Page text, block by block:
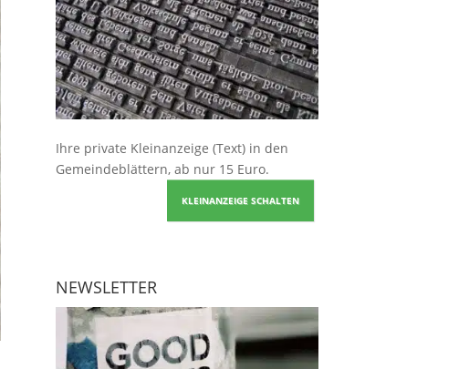
Ihre private Kleinanzeige (Text) in den
Gemeindeblättern, ab nur 15 Euro.
KLEINANZEIGE SCHALTEN
NEWSLETTER